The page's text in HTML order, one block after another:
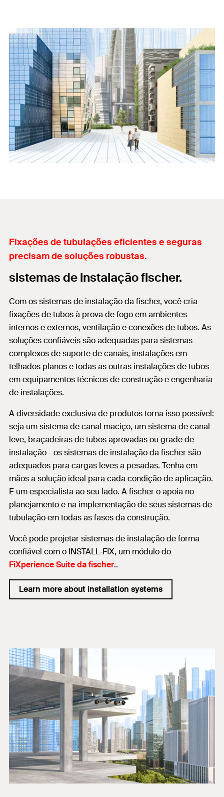
Fixações de tubulações eficientes e seguras
precisam de soluções robustas.
sistemas de instalação fischer.
Com os sistemas de instalação da fischer, você cria
fixações de tubos à prova de fogo em ambientes
internos e externos, ventilação e conexões de tubos. As
soluções confiáveis são adequadas para sistemas
complexos de suporte de canais, instalações em
telhados planos e todas as outras instalações de tubos
em equipamentos técnicos de construção e engenharia
de instalações.
A diversidade exclusiva de produtos torna isso possível:
seja um sistema de canal maciço, um sistema de canal
leve, braçadeiras de tubos aprovadas ou grade de
instalação - os sistemas de instalação da fischer são
adequados para cargas leves a pesadas. Tenha em
mãos a solução ideal para cada condição de aplicação.
E um especialista ao seu lado. A fischer o apoia no
planejamento e na implementação de seus sistemas de
tubulação em todas as fases da construção.
Você pode projetar sistemas de instalação de forma
confiável com o INSTALL-FIX, um módulo do
FiXperience Suite da fischer..
Learn more about installation systems